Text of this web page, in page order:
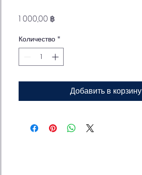
1 000,00 ฿
Количество *
Добавить в корзину